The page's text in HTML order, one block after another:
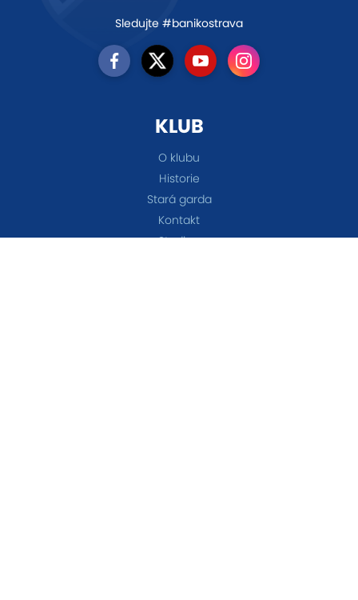
Sledujte #banikostrava
KLUB
O klubu
Historie
Stará garda
Kontakt
Stadion